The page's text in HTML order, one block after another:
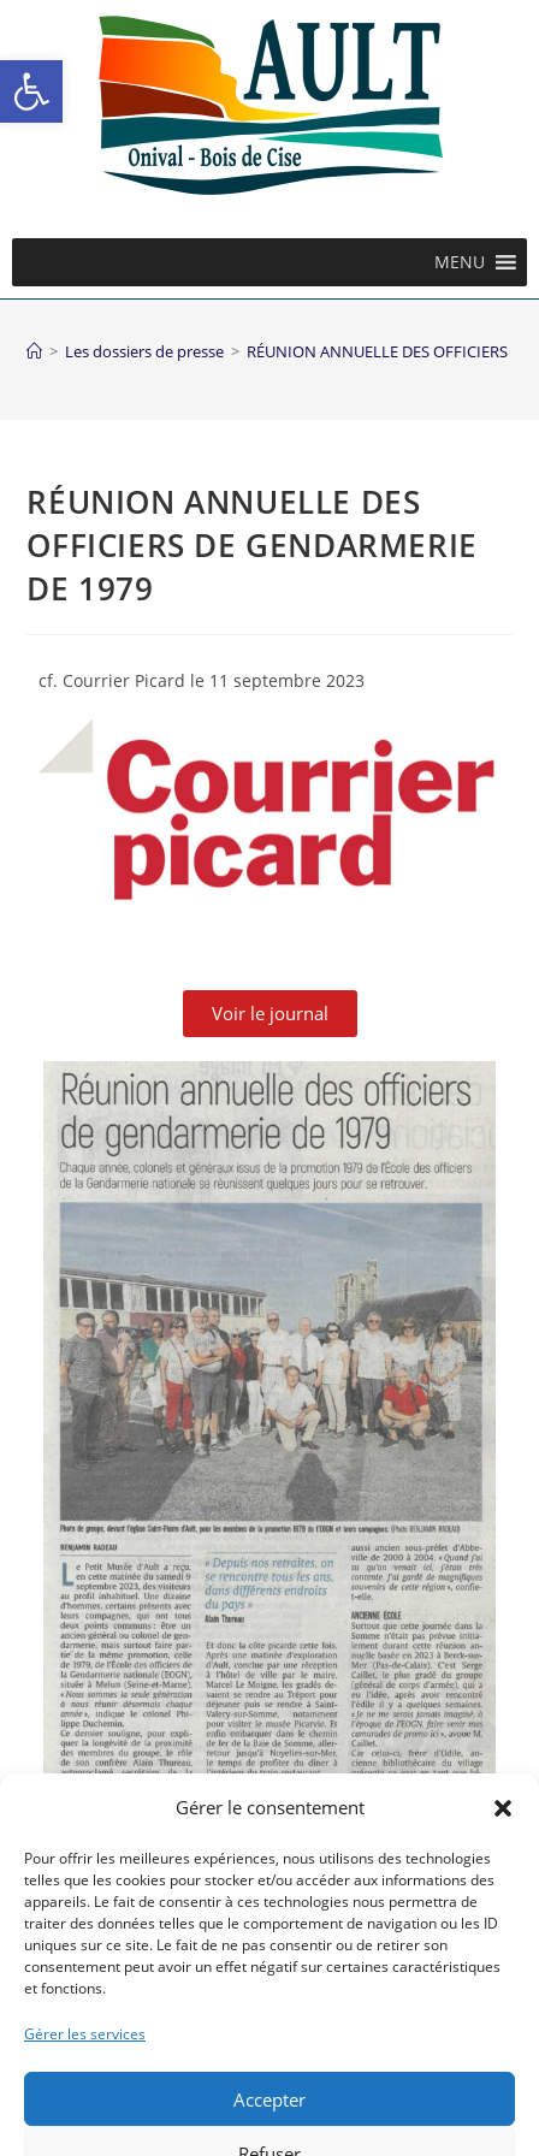
Ouvrir la barre d’outils
Gérer le consentement
Pour offrir les meilleures expériences, nous utilisons des technologies
telles que les cookies pour stocker et/ou accéder aux informations des
appareils. Le fait de consentir à ces technologies nous permettra de
traiter des données telles que le comportement de navigation ou les ID
uniques sur ce site. Le fait de ne pas consentir ou de retirer son
consentement peut avoir un effet négatif sur certaines caractéristiques
et fonctions.
Gérer les services
Accepter
MENU
> Les dossiers de presse > RÉUNION ANNUELLE DES OFFICIERS DE
RÉUNION ANNUELLE DES
OFFICIERS DE GENDARMERIE
DE 1979
cf. Courrier Picard le 11 septembre 2023
Voir le journal
Article précédent
BRUNO GARBE FIGURE LOCALE N’EST PLUS
HOMMAGE AUX LIBÉRATEURS CANADIENS